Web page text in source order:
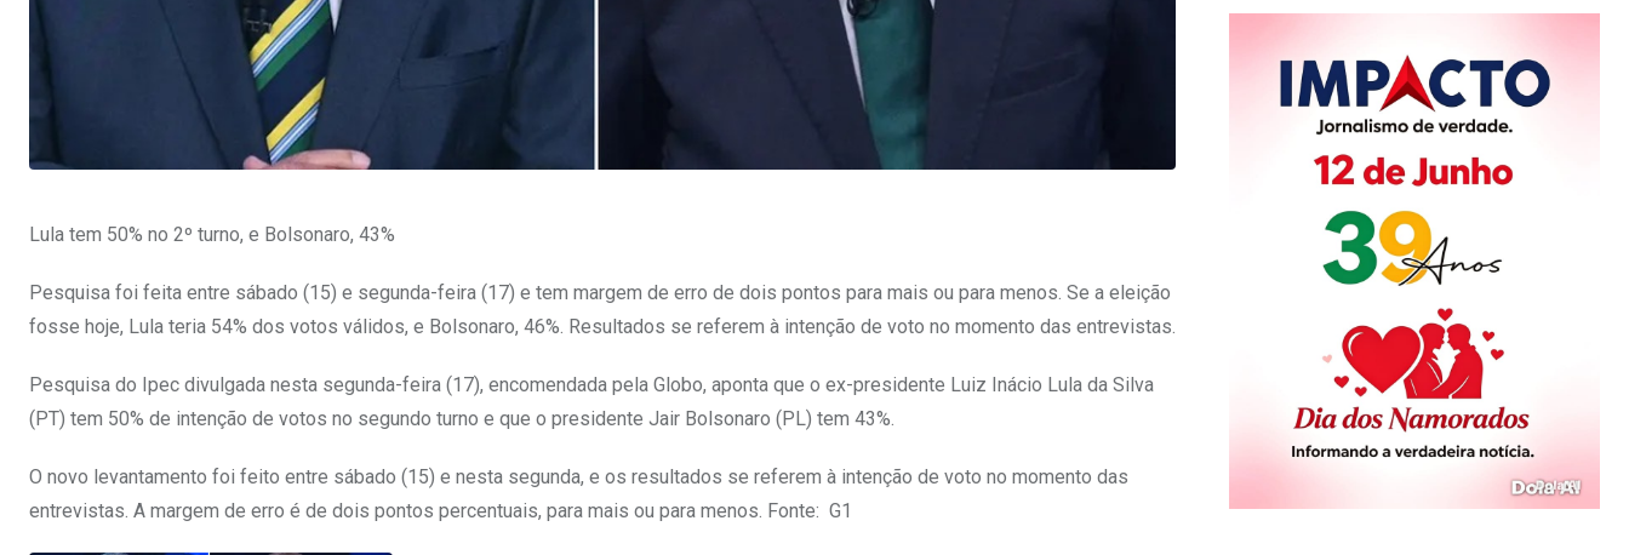
Lula tem 50% no 2º turno, e Bolsonaro, 43%
Pesquisa foi feita entre sábado (15) e segunda-feira (17) e tem margem de erro de dois pontos para mais ou para menos. Se a eleição
fosse hoje, Lula teria 54% dos votos válidos, e Bolsonaro, 46%. Resultados se referem à intenção de voto no momento das entrevistas.
Pesquisa do Ipec divulgada nesta segunda-feira (17), encomendada pela Globo, aponta que o ex-presidente Luiz Inácio Lula da Silva
(PT) tem 50% de intenção de votos no segundo turno e que o presidente Jair Bolsonaro (PL) tem 43%.
O novo levantamento foi feito entre sábado (15) e nesta segunda, e os resultados se referem à intenção de voto no momento das
entrevistas. A margem de erro é de dois pontos percentuais, para mais ou para menos. Fonte: G1